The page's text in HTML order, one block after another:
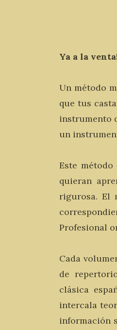
Ya a la
Un método
que tus
instrumento
un
Este
quieran
rigurosa. El
Profesional
Cada
de
clásica
intercala
información